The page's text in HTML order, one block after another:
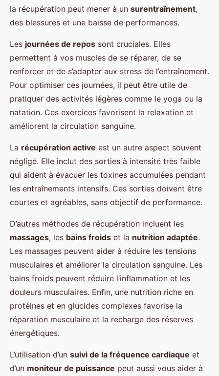
la récupération peut mener à un surentraînement,
des blessures et une baisse de performances.
Les journées de repos sont cruciales. Elles
permettent à vos muscles de se réparer, de se
renforcer et de s’adapter aux stress de l’entraînement.
Pour optimiser ces journées, il peut être utile de
pratiquer des activités légères comme le yoga ou la
natation. Ces exercices favorisent la relaxation et
améliorent la circulation sanguine.
La récupération active est un autre aspect souvent
négligé. Elle inclut des sorties à intensité très faible
qui aident à évacuer les toxines accumulées pendant
les entraînements intensifs. Ces sorties doivent être
courtes et agréables, sans objectif de performance.
D’autres méthodes de récupération incluent les
massages, les bains froids et la nutrition adaptée.
Les massages peuvent aider à réduire les tensions
musculaires et améliorer la circulation sanguine. Les
bains froids peuvent réduire l’inflammation et les
douleurs musculaires. Enfin, une nutrition riche en
protéines et en glucides complexes favorise la
réparation musculaire et la recharge des réserves
énergétiques.
L’utilisation d’un suivi de la fréquence cardiaque et
d’un moniteur de puissance peut aussi vous aider à